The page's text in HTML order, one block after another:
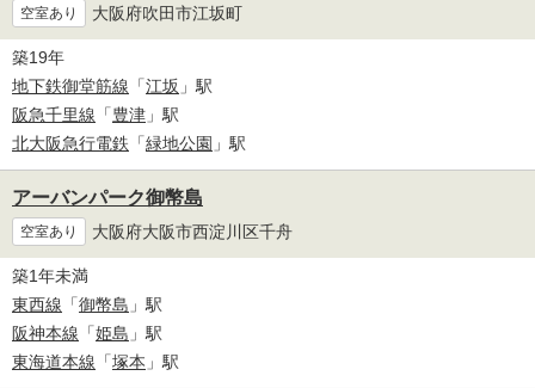
空室あり 大阪府吹田市江坂町
築19年
地下鉄御堂筋線 「江坂 」駅
阪急千里線 「豊津 」駅
北大阪急行電鉄 「緑地公園 」駅
アーバンパーク御幣島
空室あり 大阪府大阪市西淀川区千舟
築1年未満
東西線 「御幣島 」駅
阪神本線 「姫島 」駅
東海道本線 「塚本 」駅